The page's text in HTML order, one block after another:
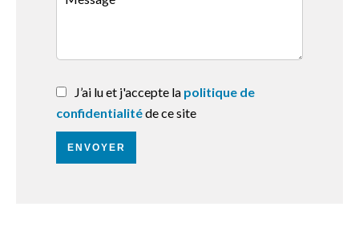
J’ai lu et j'accepte la politique de
confidentialitéde ce site
ENVOYER